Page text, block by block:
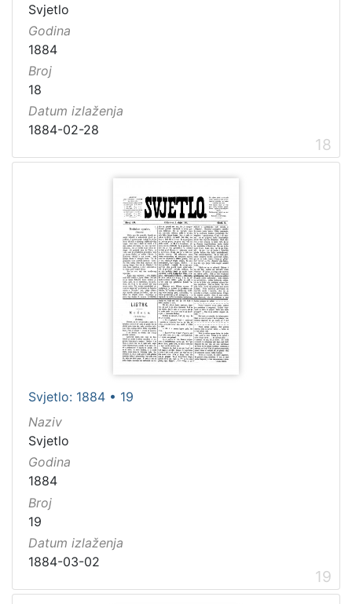
Svjetlo
Godina
1884
Broj
18
Datum izlaženja
1884-02-28
18
Svjetlo: 1884 • 19
Naziv
Svjetlo
Godina
1884
Broj
19
Datum izlaženja
1884-03-02
19